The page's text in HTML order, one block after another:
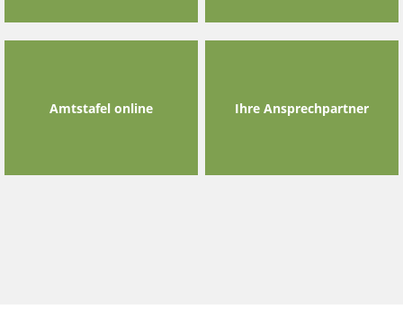
Amtstafel online Ihre Ansprechpartner